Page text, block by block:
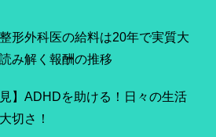
形外科医の給料は20年で実質大
み解く報酬の推移
】ADHDを助ける！日々の生活
切さ！